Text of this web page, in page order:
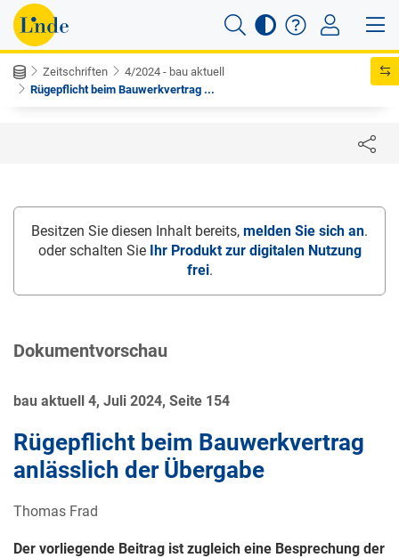
Zeitschriften
4/2024 - bau aktuell
Rügepflicht beim Bauwerkvertrag ...
Besitzen Sie diesen Inhalt bereits, melden Sie sich an.
oder schalten Sie Ihr Produkt zur digitalen Nutzung
frei.
Dokumentvorschau
bau aktuell 4, Juli 2024, Seite 154
Rügepflicht beim Bauwerkvertrag
anlässlich der Übergabe
Thomas Frad
Der vorliegende Beitrag ist zugleich eine Besprechung der